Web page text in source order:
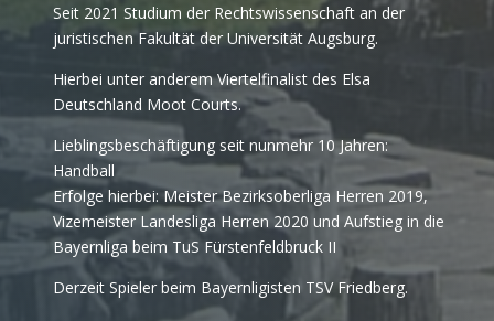
Seit 2021 Studium der Rechtswissenschaft an der
juristischen Fakultät der Universität Augsburg.
Hierbei unter anderem Viertelfinalist des Elsa
Deutschland Moot Courts.
Lieblingsbeschäftigung seit nunmehr 10 Jahren:
Handball
Erfolge hierbei: Meister Bezirksoberliga Herren 2019,
Vizemeister Landesliga Herren 2020 und Aufstieg in die
Bayernliga beim TuS Fürstenfeldbruck II
Derzeit Spieler beim Bayernligisten TSV Friedberg.